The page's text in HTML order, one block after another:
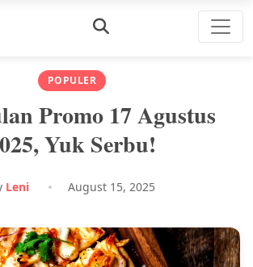
POPULER
Promo 17 Agustus
Yuk Serbu!
Leni August 15, 2025